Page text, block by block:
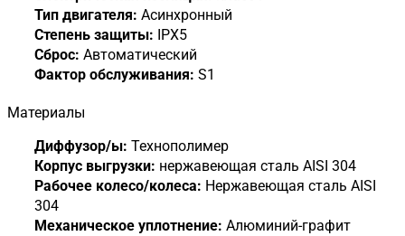
Тип двигателя: Асинхронный
Степень защиты: IPX5
Сброс: Автоматический
Фактор обслуживания: S1
Материалы
Диффузор/ы: Технополимер
Корпус выгрузки: нержавеющая сталь AISI 304
Рабочее колесо/колеса: Нержавеющая сталь AISI
304
Механическое уплотнение: Алюминий-графит